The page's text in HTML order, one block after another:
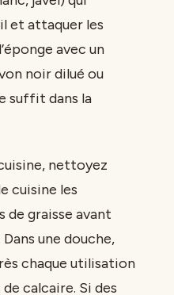
et attaquer les
avec un
noir dilué ou
suffit dans la
nettoyez
cuisine les
graisse avant
Dans une douche,
chaque utilisation
calcaire. Si des